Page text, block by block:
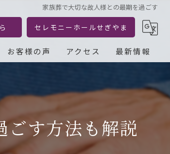
家族葬で大切な故人様との最期を過ごす
セレモニーホールせぎやま
お客様の声 アクセス 最新情報
ごす方法も解説